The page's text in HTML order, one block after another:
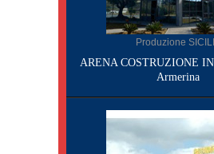
Produzione
ARENA COSTRUZIONE
Armerina